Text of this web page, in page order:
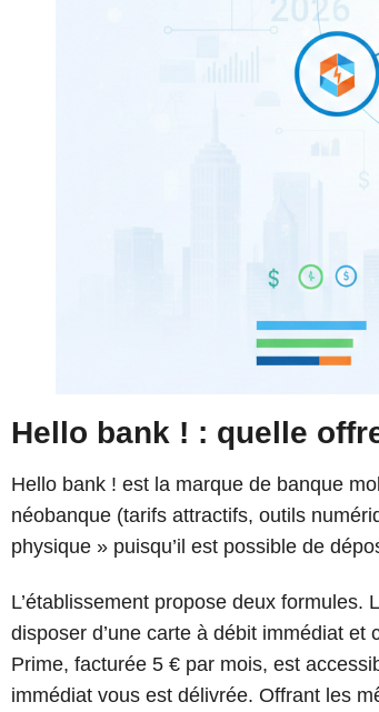
Hello bank ! : quelle
Hello bank ! est la marque de banque
néobanque (tarifs attractifs, outils
physique » puisqu’il est possible de
L’établissement propose deux formules.
disposer d’une carte à débit immédiat et
Prime, facturée 5 € par mois, est
immédiat vous est délivrée. Offrant les